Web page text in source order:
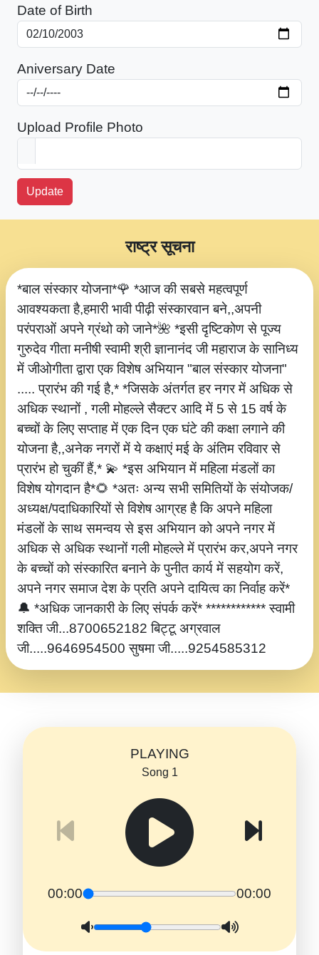
Date of Birth
Aniversary Date
Upload Profile Photo
Update
*बाल संस्कार योजना*🌹 *आज की सबसे महत्वपूर्ण
आवश्यकता है,हमारी भावी पीढ़ी संस्कारवान बने,,अपनी
परंपराओं अपने ग्रंथो को जाने*🌺 *इसी दृष्टिकोण से पूज्य
गुरुदेव गीता मनीषी स्वामी श्री ज्ञानानंद जी महाराज के सानिध्य
में जीओगीता द्वारा एक विशेष अभियान "बाल संस्कार योजना"
..... प्रारंभ की गई है,* *जिसके अंतर्गत हर नगर में अधिक से
अधिक स्थानों , गली मोहल्ले सैक्टर आदि में 5 से 15 वर्ष के
बच्चों के लिए सप्ताह में एक दिन एक घंटे की कक्षा लगाने की
योजना है,,अनेक नगरों में ये कक्षाएं मई के अंतिम रविवार से
प्रारंभ हो चुकीं हैं,* 💫 *इस अभियान में महिला मंडलों का
विशेष योगदान है*🌻 *अतः अन्य सभी समितियों के संयोजक/
अध्यक्ष/पदाधिकारियों से विशेष आग्रह है कि अपने महिला
मंडलों के साथ समन्वय से इस अभियान को अपने नगर में
अधिक से अधिक स्थानों गली मोहल्ले में प्रारंभ कर,अपने नगर
के बच्चों को संस्कारित बनाने के पुनीत कार्य में सहयोग करें,
अपने नगर समाज देश के प्रति अपने दायित्व का निर्वाह करें*
🔔 *अधिक जानकारी के लिए संपर्क करें* ************ स्वामी
शक्ति जी...8700652182 बिट्टू अग्रवाल
जी.....9646954500 सुषमा जी.....9254585312
राष्ट्र सूचना
PLAYING
Song 1
00:00 00:00